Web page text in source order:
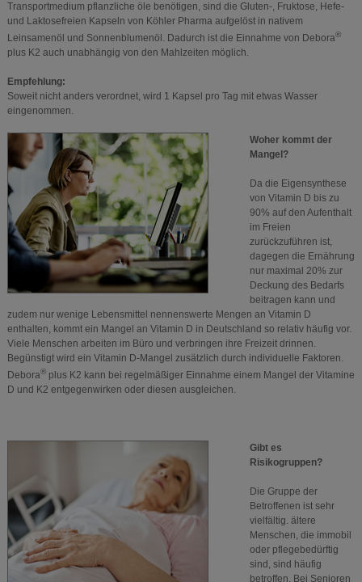
Transportmedium pflanzliche öle benötigen, sind die Gluten-, Fruktose, Hefe-
und Laktosefreien Kapseln von Köhler Pharma aufgelöst in nativem
Leinsamenöl und Sonnenblumenöl. Dadurch ist die Einnahme von Debora®
plus K2 auch unabhängig von den Mahlzeiten möglich.
Empfehlung:
Soweit nicht anders verordnet, wird 1 Kapsel pro Tag mit etwas Wasser
eingenommen.
Woher kommt der
Mangel?
Da die Eigensynthese
von Vitamin D bis zu
90% auf den Aufenthalt
im Freien
zurückzuführen ist,
dagegen die Ernährung
nur maximal 20% zur
Deckung des Bedarfs
beitragen kann und
zudem nur wenige Lebensmittel nennenswerte Mengen an Vitamin D
enthalten, kommt ein Mangel an Vitamin D in Deutschland so relativ häufig vor.
Viele Menschen arbeiten im Büro und verbringen ihre Freizeit drinnen.
Begünstigt wird ein Vitamin D-Mangel zusätzlich durch individuelle Faktoren.
Debora®plus K2 kann bei regelmäßiger Einnahme einem Mangel der Vitamine
D und K2 entgegenwirken oder diesen ausgleichen.
Gibt es
Risikogruppen?
Die Gruppe der
Betroffenen ist sehr
vielfältig. ältere
Menschen, die immobil
oder pflegebedürftig
sind, sind häufig
betroffen. Bei Senioren